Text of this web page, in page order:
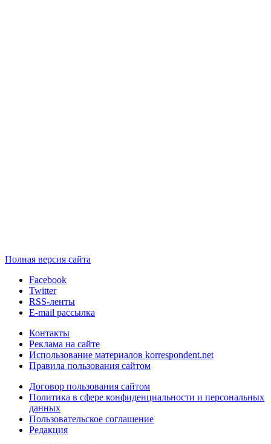
Полная версия сайта
Facebook
Twitter
RSS-ленты
E-mail рассылка
Контакты
Реклама на сайте
Использование материалов korrespondent.net
Правила пользования сайтом
Договор пользования сайтом
Политика в сфере конфиденциальности и персональных
данных
Пользовательское соглашение
Редакция